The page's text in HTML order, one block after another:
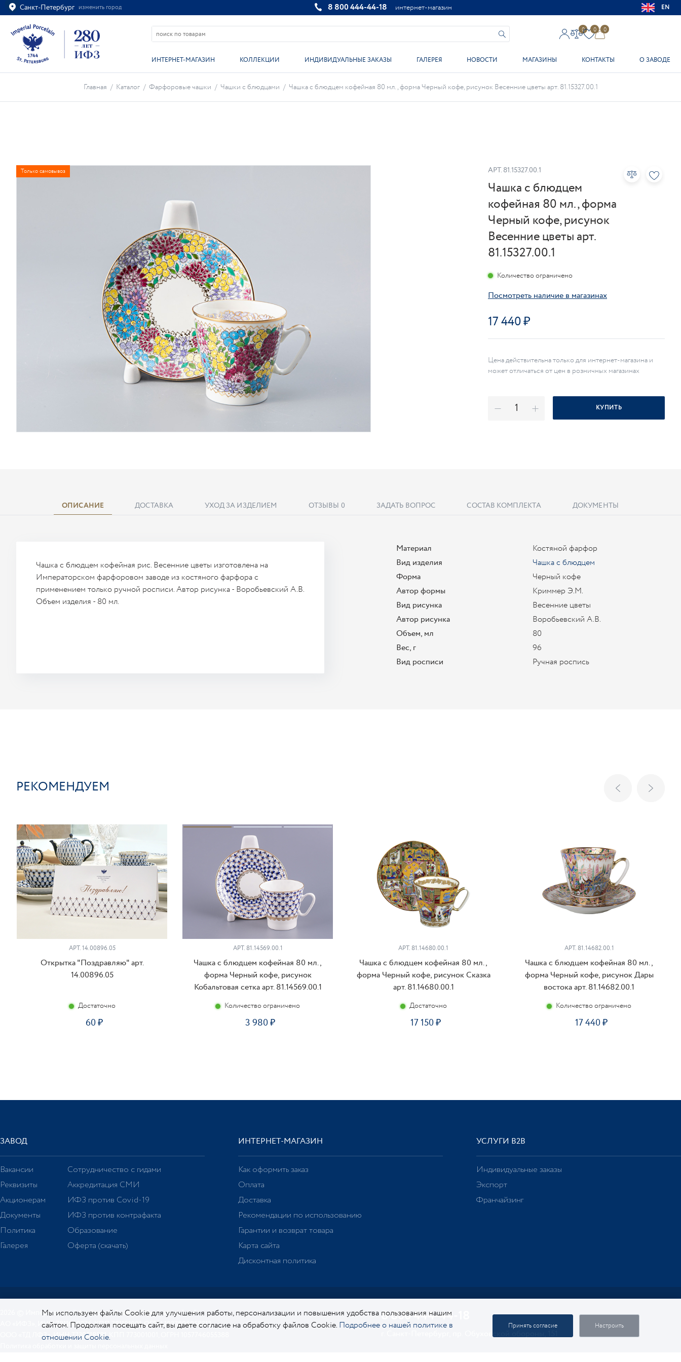
Санкт-Петербург изменить город
Ваш город Санкт-Петербург?
ВСЁ ВЕРНО ИЗМЕНИТЬ
8 800 444-44-18 интернет-магазин EN
0 0 0
ИНТЕРНЕТ-МАГАЗИН КОЛЛЕКЦИИ ИНДИВИДУАЛЬНЫЕ ЗАКАЗЫ ГАЛЕРЕЯ НОВОСТИ МАГАЗИНЫ КОНТАКТЫ О ЗАВОДЕ
Главная / Каталог / Фарфоровые чашки / Чашки с блюдцами / Чашка с блюдцем кофейная 80 мл., форма Черный кофе, рисунок Весенние цветы арт. 81.15327.00.1
Только самовывоз АРТ. 81.15327.00.1
Чашка с блюдцем
кофейная 80 мл., форма
Черный кофе, рисунок
Весенние цветы арт.
81.15327.00.1
17 440
Посмотреть наличие в магазинах
Количество ограничено
Цена действительна только для интернет-магазина и
может отличаться от цен в розничных магазинах
КУПИТЬ
ОПИСАНИЕ ДОСТАВКА УХОД ЗА ИЗДЕЛИЕМ ОТЗЫВЫ 0 ЗАДАТЬ ВОПРОС СОСТАВ КОМПЛЕКТА ДОКУМЕНТЫ
Чашка с блюдцем кофейная рис. Весенние цветы изготовлена на
Императорском фарфоровом заводе из костяного фарфора с
применением только ручной росписи. Автор рисунка - Воробьевский А.В.
Объем изделия - 80 мл.
Материал
Костяной фарфор
Вид изделия
Чашка с блюдцем
Форма
Черный кофе
Автор формы
Криммер Э.М.
Вид рисунка
Весенние цветы
Автор рисунка
Воробьевский А.В.
Объем, мл
80
Вес, г
96
Вид росписи
Ручная роспись
РЕКОМЕНДУЕМ
АРТ. 14.00896.05
Открытка "Поздравляю" арт.
14.00896.05
Достаточно
60
АРТ. 81.14569.00.1
Чашка с блюдцем кофейная 80 мл.,
форма Черный кофе, рисунок
Кобальтовая сетка арт. 81.14569.00.1
Количество ограничено
3 980
АРТ. 81.14680.00.1
Чашка с блюдцем кофейная 80 мл.,
форма Черный кофе, рисунок Сказка
арт. 81.14680.00.1
Достаточно
17 150
АРТ. 81.14682.00.1
Чашка с блюдцем кофейная 80 мл.,
форма Черный кофе, рисунок Дары
востока арт. 81.14682.00.1
Количество ограничено
17 440
ЗАВОД
Вакансии
Реквизиты
Акционерам
Документы
Политика
Галерея
Сотрудничество с гидами
Аккредитация СМИ
ИФЗ против Covid-19
ИФЗ против контрафакта
Образование
Оферта (скачать)
ИНТЕРНЕТ-МАГАЗИН
Как оформить заказ
Оплата
Доставка
Рекомендации по использованию
Гарантии и возврат товара
Карта сайта
Дисконтная политика
УСЛУГИ В2В
Индивидуальные заказы
Экспорт
Франчайзинг
2026 © Императорский фарфоровый завод. Официальный сайт.
АО «ИФЗ», ИНН 7811000276, КПП 781101001, ОГРН 1027806058213
ООО «ТД ЛФЗ», ИНН 7730518581, КПП 773001001, ОГРН 1057746055388
8 800 444-44-18
г. Санкт-Петербург, пр. Обуховской обороны, 151
Мы используем файлы Cookie для улучшения работы, персонализации и повышения удобства пользования нашим
сайтом. Продолжая посещать сайт, вы даете согласие на обработку файлов Cookie. Подробнее о нашей политике в
отношении Cookie.
Принять согласие Настроить